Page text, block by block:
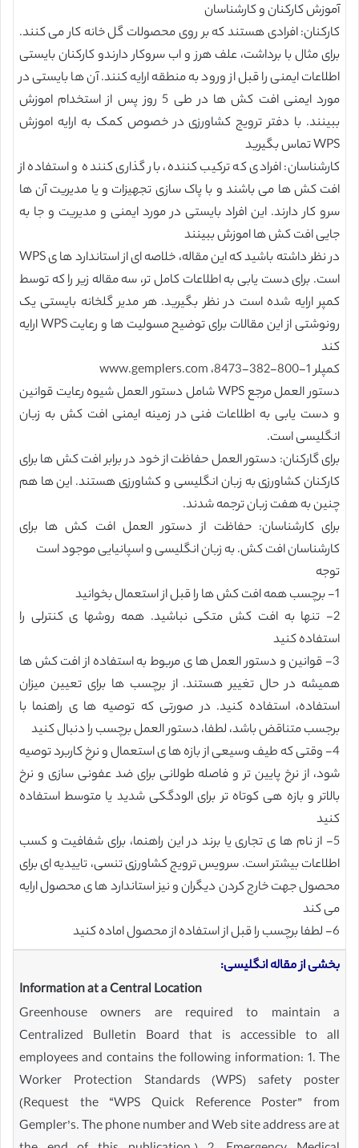
آموزش کارکنان و کارشناسان
کارکنان: افرادی هستند که بر روی محصولات گل خانه کار می کنند.
برای مثال با برداشت، علف هرز و اب سروکار دارندو کارکنان بایستی
اطلاعات ایمنی را قبل از ورود به منطقه ارایه کنند. آن ها بایستی در
مورد ایمنی افت کش ها در طی 5 روز پس از استخدام اموزش
ببینند. با دفتر ترویج کشاورزی در خصوص کمک به ارایه اموزش
WPS تماس بگیرید
کارشناسان: افرادی که ترکیب کننده، بار گذاری کننده و استفاده از
افت کش ها می باشند و با پاک سازی تجهیزات و یا مدیریت آن ها
سرو کار دارند. این افراد بایستی در مورد ایمنی و مدیریت و جا به
جایی افت کش ها اموزش ببینند
در نظر داشته باشید که این مقاله، خلاصه ای از استاندارد ها ی WPS
است. برای دست یابی به اطلاعات کامل تر، سه مقاله زیر را که توسط
کمپر ارایه شده است در نظر بگیرید. هر مدیر گلخانه بایستی یک
رونوشتی از این مقالات برای توضیح مسولیت ها و رعایت WPS ارایه
کند
کمپلر 1-800-382-8473، www.gemplers.com
دستور العمل مرجع WPS شامل دستور العمل شیوه رعایت قوانین
و دست یابی به اطلاعات فنی در زمینه ایمنی افت کش به زبان
انگلیسی است.
برای گارکنان: دستور العمل حفاظت از خود در برابر افت کش ها برای
کارکنان کشاورزی به زبان انگلیسی و کشاورزی هستند. این ها هم
چنین به هفت زبان ترجمه شدند.
برای کارشناسان: حفاظت از دستور العمل افت کش ها برای
کارشناسان افت کش. به زبان انگلیسی و اسپانیایی موجود است
توجه
1- برچسب همه افت کش ها را قبل از استعمال بخوانید
2- تنها به افت کش متکی نباشید. همه روشها ی کنترلی را
استفاده کنید
3- قوانین و دستور العمل ها ی مربوط به استفاده از افت کش ها
همیشه در حال تغییر هستند. از برچسب ها برای تعیین میزان
استفاده، استفاده کنید. در صورتی که توصیه ها ی راهنما با
برجسب متناقض باشد، لطفا، دستور العمل برچسب را دنبال کنید
4- وقتی که طیف وسیعی از بازه ها ی استعمال و نرخ کاربرد توصیه
شود، از نرخ پایین تر و فاصله طولانی برای ضد عفونی سازی و نرخ
بالاتر و بازه هی کوتاه تر برای الودگکی شدید یا متوسط استفاده
کنید
5- از نام ها ی تجاری یا برند در این راهنما، برای شفافیت و کسب
اطلاعات بیشتر است. سرویس ترویج کشاورزی تنسی، تاییدیه ای برای
محصول جهت خارج کردن دیگران و نیز استاندارد ها ی محصول ارایه
می کند
6- لطفا برچسب را قبل از استفاده از محصول اماده کنید
بخشی از مقاله انگلیسی:
Information at a Central Location
Greenhouse owners are required to maintain a
Centralized Bulletin Board that is accessible to all
employees and contains the following information: 1. The
Worker Protection Standards (WPS) safety poster
(Request the “WPS Quick Reference Poster” from
Gempler’s. The phone number and Web site address are at